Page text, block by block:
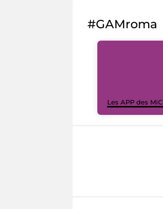
#GAMroma
Les APP des MiC